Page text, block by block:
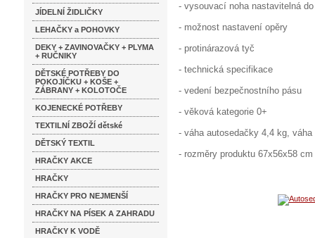
JÍDELNÍ ŽIDLIČKY
LEHAČKY a POHOVKY
DEKY + ZAVINOVAČKY + PLYMA
+ RUČNIKY
DĚTSKÉ POTŘEBY DO
POKOJÍČKU + KOŠE +
ZÁBRANY + KOLOTOČE
KOJENECKÉ POTŘEBY
TEXTILNÍ ZBOŽÍ dětské
DĚTSKÝ TEXTIL
HRAČKY AKCE
HRAČKY
HRAČKY PRO NEJMENŠÍ
HRAČKY NA PÍSEK A ZAHRADU
HRAČKY K VODĚ
- vysouvací noha nastavitelná
- možnost nastavení opěry
- protinárazová tyč
- technická specifikace
- vedení bezpečnostního pásu
- věková kategorie 0+
- váha autosedačky 4,4 kg, váha
- rozměry produktu 67x56x58 cm